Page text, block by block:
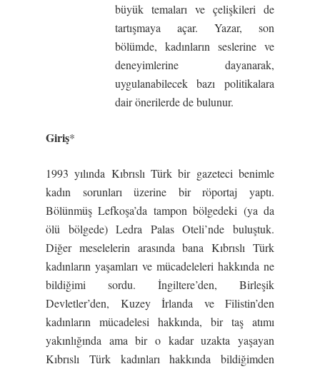
büyük temaları ve çelişkileri de
tartışmaya açar. Yazar, son
bölümde, kadınların seslerine ve
deneyimlerine dayanarak,
uygulanabilecek bazı politikalara
dair önerilerde de bulunur.
Giriş*
1993 yılında Kıbrıslı Türk bir gazeteci benimle
kadın sorunları üzerine bir röportaj yaptı.
Bölünmüş Lefkoşa’da tampon bölgedeki (ya da
ölü bölgede) Ledra Palas Oteli’nde buluştuk.
Diğer meselelerin arasında bana Kıbrıslı Türk
kadınların yaşamları ve mücadeleleri hakkında ne
bildiğimi sordu. İngiltere’den, Birleşik
Devletler’den, Kuzey İrlanda ve Filistin’den
kadınların mücadelesi hakkında, bir taş atımı
yakınlığında ama bir o kadar uzakta yaşayan
Kıbrıslı Türk kadınları hakkında bildiğimden